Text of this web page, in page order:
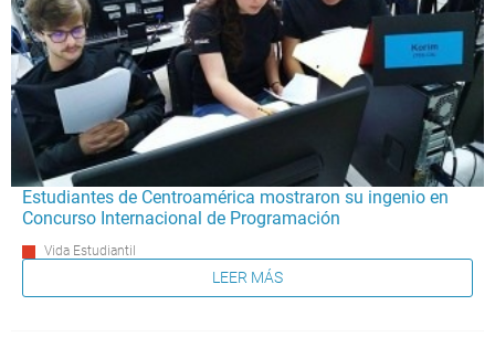
Estudiantes de Centroamérica mostraron su ingenio en
Concurso Internacional de Programación
Vida Estudiantil
LEER MÁS